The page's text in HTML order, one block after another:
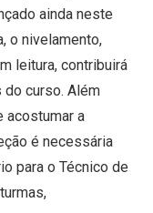
ainda neste
o nivelamento,
leitura, contribuirá
do curso. Além
acostumar a
é necessária
para o Técnico de